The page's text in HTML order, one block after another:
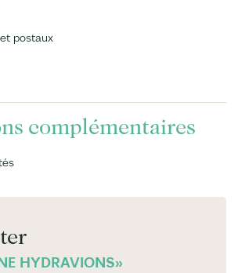
postaux
complémentaires
HYDRAVIONS»